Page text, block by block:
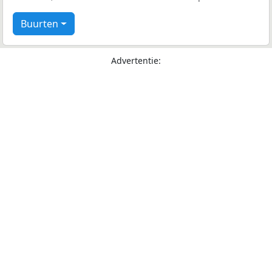
Buurten
Advertentie: